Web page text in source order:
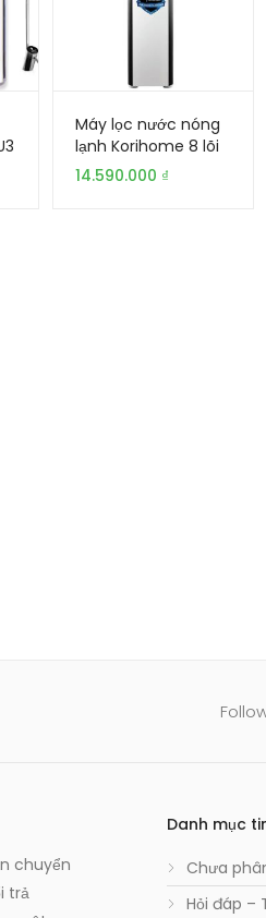
Máy lọc nước nóng
lạnh Korihome 8 lõi
WPK-938 | Gia
14.590.000 ₫
chuyển
trả
Danh mục
Chưa
Hỏi đáp –